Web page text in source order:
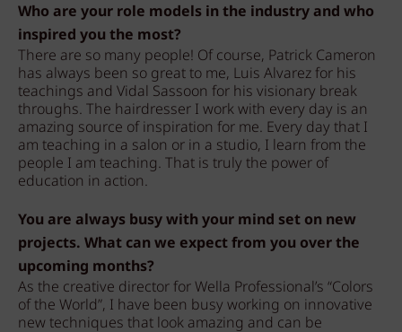
Who are your role models in the industry and who
inspired you the most?
There are so many people! Of course, Patrick Cameron
has always been so great to me, Luis Alvarez for his
teachings and Vidal Sassoon for his visionary break
throughs. The hairdresser I work with every day is an
amazing source of inspiration for me. Every day that I
am teaching in a salon or in a studio, I learn from the
people I am teaching. That is truly the power of
education in action.
You are always busy with your mind set on new
projects. What can we expect from you over the
upcoming months?
As the creative director for Wella Professional’s “Colors
of the World”, I have been busy working on innovative
new techniques that look amazing and can be